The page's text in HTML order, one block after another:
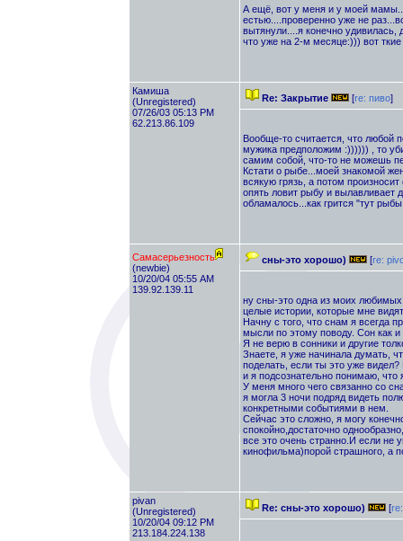
А ещё, вот у меня и у моей
естью....проверенно уже не
вытянули....я конечно
что уже на 2-м месяце:))) вот ткие
Камиша
(Unregistered)
07/26/03 05:13 PM
62.213.86.109
Re: Закрытие [re: пиво]
Вообще-то считается, что любой
мужика предположим :)))))) , то
самим собой, что-то не можешь
Кстати о рыбе...моей знакомой
всякую грязь, а потом
опять ловит рыбу и вылавливает
обламалось...как грится "тут
Самасерьезность
(newbie)
10/20/04 05:55 AM
139.92.139.11
сны-это хорошо) [re:
ну сны-это одна из моих
целые истории, которые мне
Начну с того, что снам я всегда
мысли по этому поводу. Сон как
Я не верю в сонники и другие
Знаете, я уже начинала думать,
поделать, если ты это уже
и я подсознательно понимаю,
У меня много чего связанно со
я могла 3 ночи подряд видеть
конкретными событиями в нем.
Сейчас это сложно, я могу
спокойно,достаточно
все это очень странно.И если не
кинофильма)порой страшного, а
pivan
(Unregistered)
10/20/04 09:12 PM
213.184.224.138
Re: сны-это хорошо) [